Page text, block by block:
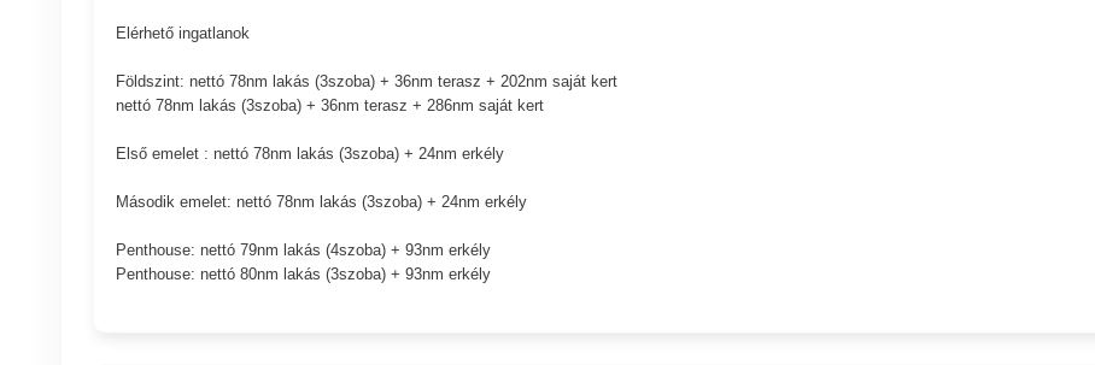
Elérhető ingatlanok
Földszint: nettó 78nm lakás (3szoba) + 36nm terasz + 202nm saját kert
nettó 78nm lakás (3szoba) + 36nm terasz + 286nm saját kert
Első emelet : nettó 78nm lakás (3szoba) + 24nm erkély
Második emelet: nettó 78nm lakás (3szoba) + 24nm erkély
Penthouse: nettó 79nm lakás (4szoba) + 93nm erkély
Penthouse: nettó 80nm lakás (3szoba) + 93nm erkély